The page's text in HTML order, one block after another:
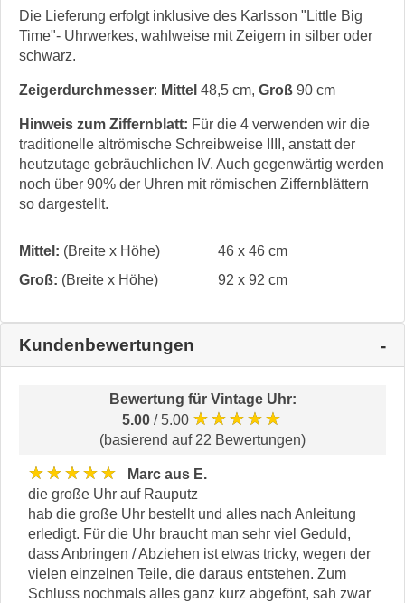
Die Lieferung erfolgt inklusive des Karlsson "Little Big
Time"- Uhrwerkes, wahlweise mit Zeigern in silber oder
schwarz.
Zeigerdurchmesser: Mittel 48,5 cm, Groß 90 cm
Hinweis zum Ziffernblatt: Für die 4 verwenden wir die
traditionelle altrömische Schreibweise IIII, anstatt der
heutzutage gebräuchlichen IV. Auch gegenwärtig werden
noch über 90% der Uhren mit römischen Ziffernblättern
so dargestellt.
Mittel: (Breite x Höhe)
46 x 46 cm
Groß: (Breite x Höhe) 92 x 92 cm
Kundenbewertungen
Bewertung für Vintage Uhr:
5.00 / 5.00 ★★★★★
(basierend auf 22 Bewertungen)
★★★★★
Marc aus E.
die große Uhr auf Rauputz
hab die große Uhr bestellt und alles nach Anleitung
erledigt. Für die Uhr braucht man sehr viel Geduld,
dass Anbringen / Abziehen ist etwas tricky, wegen der
vielen einzelnen Teile, die daraus entstehen. Zum
Schluss nochmals alles ganz kurz abgefönt, sah zwar